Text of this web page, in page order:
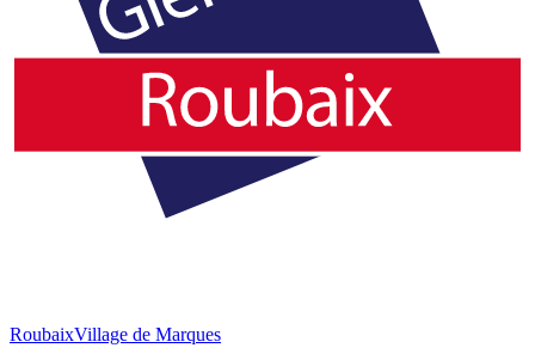
RoubaixVillage de Marques